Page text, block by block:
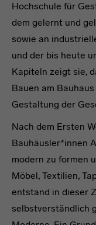
Hochschule für
dem gelernt und
sowie an
und der bis heute
Kapiteln zeigt sie,
Bauen am
Gestaltung der
Nach dem Ersten
Bauhäusler*innen
modern zu formen
Möbel, Textilien,
entstand in dieser
selbstverständlich